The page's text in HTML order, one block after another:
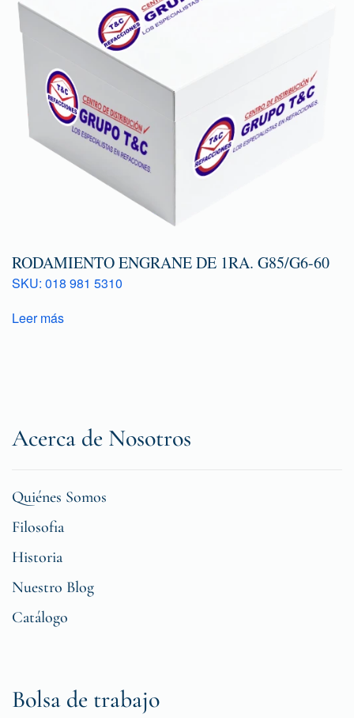
RODAMIENTO ENGRANE DE 1RA. G85/G6-60
SKU: 018 981 5310
Leer más
Acerca de Nosotros
Quiénes Somos
Filosofia
Historia
Nuestro Blog
Catálogo
Bolsa de trabajo